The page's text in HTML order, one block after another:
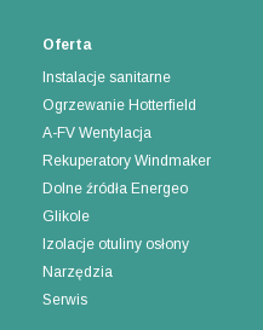
Oferta
Instalacje sanitarne
Ogrzewanie Hotterfield
A-FV Wentylacja
Rekuperatory Windmaker
Dolne źródła Energeo
Glikole
Izolacje otuliny osłony
Narzędzia
Serwis